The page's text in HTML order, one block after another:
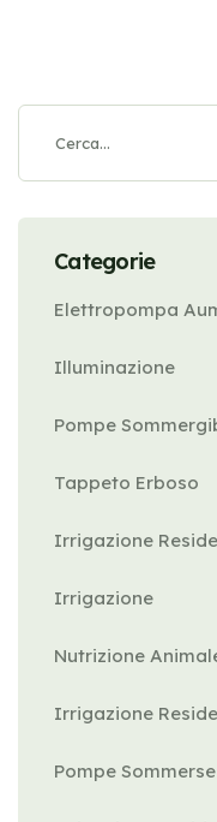
Categorie
Elettropompa
Illuminazione
Pompe
Tappeto Erboso
Irrigazione
Irrigazione
Nutrizione
Irrigazione
Pompe Sommerse